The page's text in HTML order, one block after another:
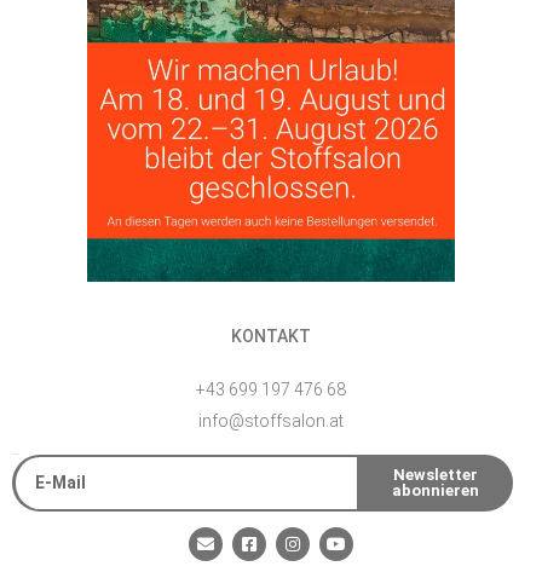
KONTAKT
+43 699 197 476 68
info@stoffsalon.at
Newsletter
abonnieren
E
n
F
a
I
n
Y
o